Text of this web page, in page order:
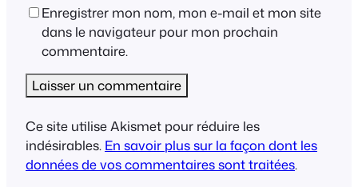
Enregistrer mon nom, mon e-mail et mon site
dans le navigateur pour mon prochain
commentaire.
Ce site utilise Akismet pour réduire les
indésirables. En savoir plus sur la façon dont les
données de vos commentaires sont traitées.